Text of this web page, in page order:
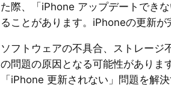
た際、「iPhone アップデートでき
ることがあります。iPhoneの更新が
ソフトウェアの不具合、ストレージ
の問題の原因となる可能性がありま
「iPhone 更新されない」問題を解